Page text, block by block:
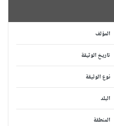
المؤلف
تاريخ الوثيقة
نوع الوثيقة
البلد
المنطقة